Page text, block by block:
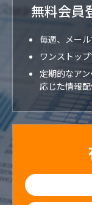
無料会員
毎週、メー
ワンストッ
定期的なア
応じた情報